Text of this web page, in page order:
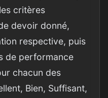
critères
devoir donné,
respective, puis
de performance
chacun des
Bien, Suffisant,